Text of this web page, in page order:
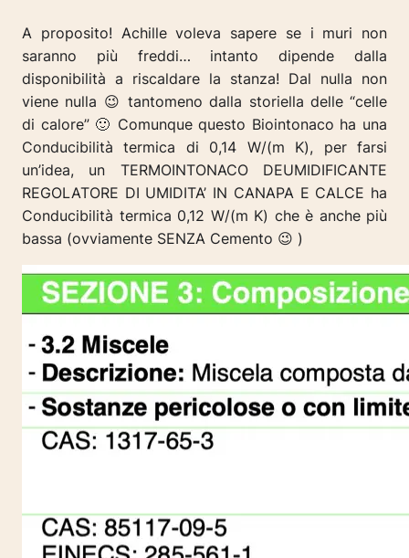
A proposito! Achille voleva sapere se i muri non
saranno più freddi… intanto dipende dalla
disponibilità a riscaldare la stanza! Dal nulla non
viene nulla 😉 tantomeno dalla storiella delle “celle
di calore” 🙂 Comunque questo Biointonaco ha una
Conducibilità termica di 0,14 W/(m K), per farsi
un’idea, un TERMOINTONACO DEUMIDIFICANTE
REGOLATORE DI UMIDITA’ IN CANAPA E CALCE ha
Conducibilità termica 0,12 W/(m K) che è anche più
bassa (ovviamente SENZA Cemento 😉 )